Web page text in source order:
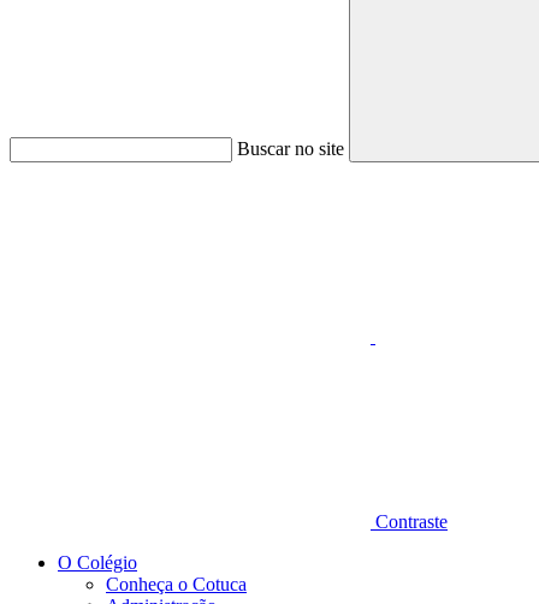
Buscar no site
Contraste
O Colégio
Conheça o Cotuca